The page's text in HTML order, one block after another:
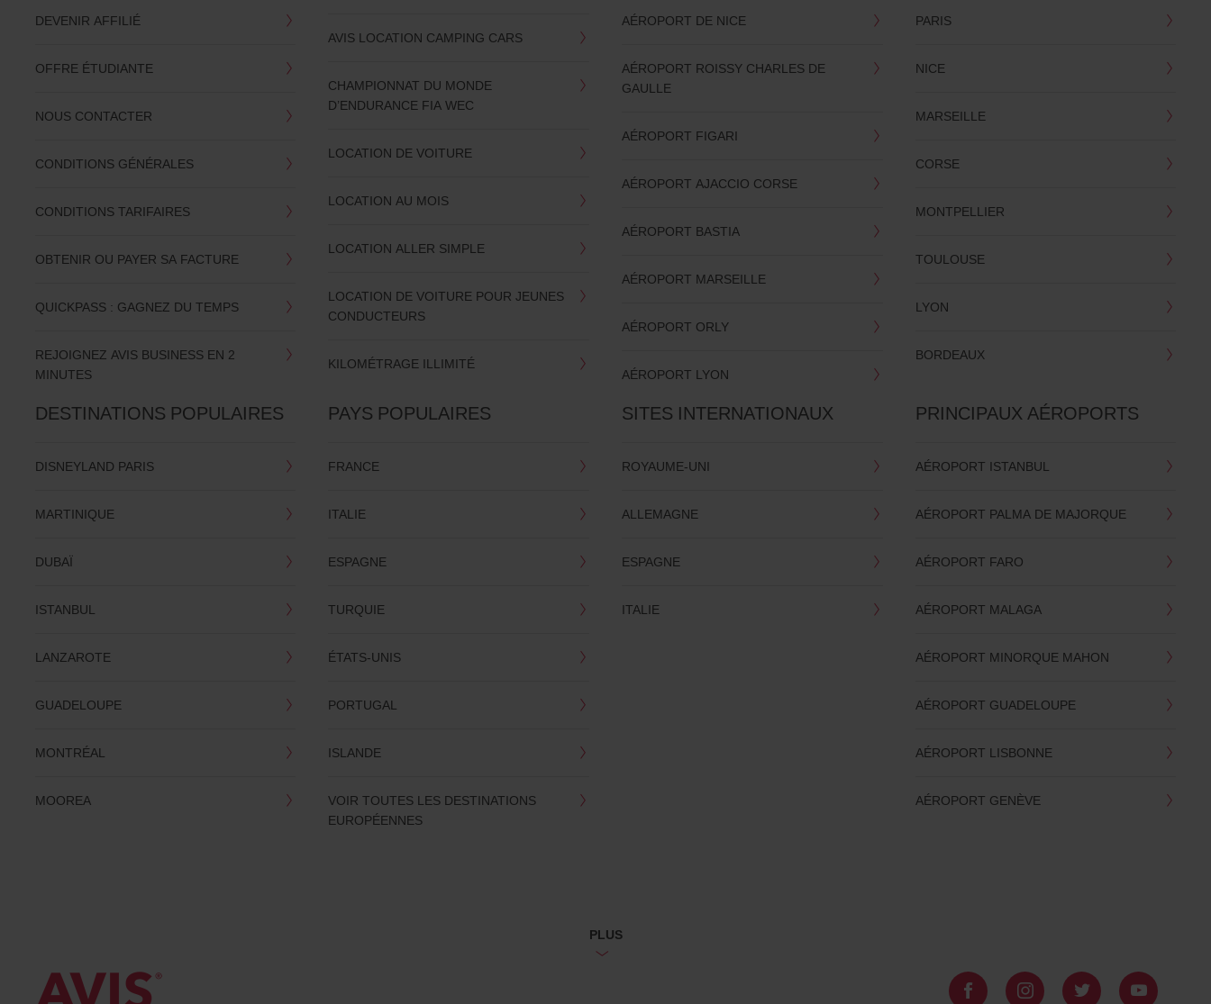
DEVENIR AFFILIÉ
OFFRE ÉTUDIANTE
NOUS CONTACTER
CONDITIONS GÉNÉRALES
CONDITIONS TARIFAIRES
OBTENIR OU PAYER SA FACTURE
QUICKPASS : GAGNEZ DU TEMPS
REJOIGNEZ AVIS BUSINESS EN 2
MINUTES
AVIS LOCATION CAMPING CARS
CHAMPIONNAT DU MONDE
D’ENDURANCE FIA WEC
LOCATION DE VOITURE
LOCATION AU MOIS
LOCATION ALLER SIMPLE
LOCATION DE VOITURE POUR JEUNES
CONDUCTEURS
KILOMÉTRAGE ILLIMITÉ
AÉROPORT DE NICE
AÉROPORT ROISSY CHARLES DE
GAULLE
AÉROPORT FIGARI
AÉROPORT AJACCIO CORSE
AÉROPORT BASTIA
AÉROPORT MARSEILLE
AÉROPORT ORLY
AÉROPORT LYON
PARIS
NICE
MARSEILLE
CORSE
MONTPELLIER
TOULOUSE
LYON
BORDEAUX
DESTINATIONS POPULAIRES
DISNEYLAND PARIS
MARTINIQUE
DUBAÏ
ISTANBUL
LANZAROTE
GUADELOUPE
MONTRÉAL
MOOREA
PAYS POPULAIRES
FRANCE
ITALIE
ESPAGNE
TURQUIE
ÉTATS-UNIS
PORTUGAL
ISLANDE
VOIR TOUTES LES DESTINATIONS
EUROPÉENNES
SITES INTERNATIONAUX
ROYAUME-UNI
ALLEMAGNE
ESPAGNE
ITALIE
PRINCIPAUX AÉROPORTS
AÉROPORT ISTANBUL
AÉROPORT PALMA DE MAJORQUE
AÉROPORT FARO
AÉROPORT MALAGA
AÉROPORT MINORQUE MAHON
AÉROPORT GUADELOUPE
AÉROPORT LISBONNE
AÉROPORT GENÈVE
PLUS